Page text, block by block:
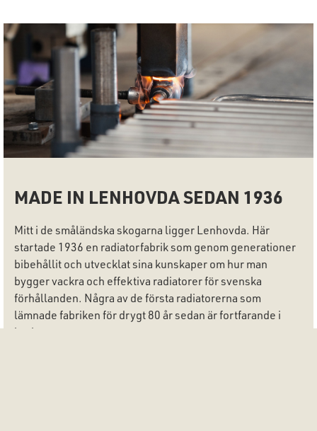
MADE IN LENHOVDA SEDAN 1936
Mitt i de småländska skogarna ligger Lenhovda. Här
startade 1936 en radiatorfabrik som genom generationer
bibehållit och utvecklat sina kunskaper om hur man
bygger vackra och effektiva radiatorer för svenska
förhållanden. Några av de första radiatorerna som
lämnade fabriken för drygt 80 år sedan är fortfarande i
bruk.